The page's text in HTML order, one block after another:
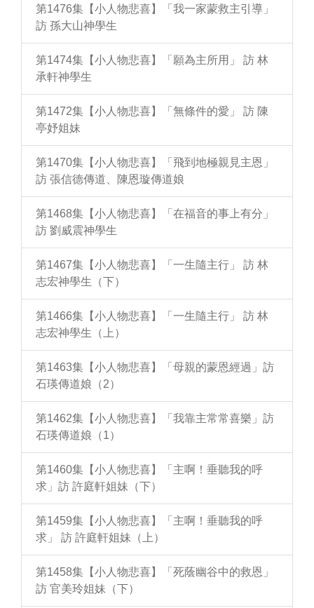
第1476集【小人物悲喜】「我一家蒙救主引導」
訪 孫大山神學生
第1474集【小人物悲喜】「願為主所用」 訪 林
承軒神學生
第1472集【小人物悲喜】「無條件的愛」 訪 陳
亭妤姐妹
第1470集【小人物悲喜】「飛到地極親見主恩」
訪 張信德傳道、陳恩璇傳道娘
第1468集【小人物悲喜】「在福音的事上有分」
訪 劉威震神學生
第1467集【小人物悲喜】「一生隨主行」 訪 林
志宏神學生（下）
第1466集【小人物悲喜】「一生隨主行」 訪 林
志宏神學生（上）
第1463集【小人物悲喜】「母親的蒙恩經過」訪
石瑛傳道娘（2）
第1462集【小人物悲喜】「我靠主常常喜樂」訪
石瑛傳道娘（1）
第1460集【小人物悲喜】「主啊！垂聽我的呼
求」訪 許庭軒姐妹（下）
第1459集【小人物悲喜】「主啊！垂聽我的呼
求」 訪 許庭軒姐妹（上）
第1458集【小人物悲喜】「死蔭幽谷中的救恩」
訪 官美玲姐妹（下）